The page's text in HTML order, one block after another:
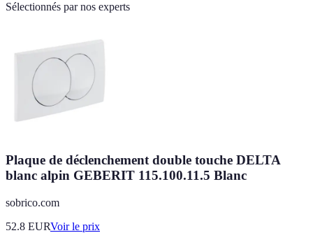
Sélectionnés par nos experts
Plaque de déclenchement double touche DELTA
blanc alpin GEBERIT 115.100.11.5 Blanc
sobrico.com
52.8 EURVoir le prix